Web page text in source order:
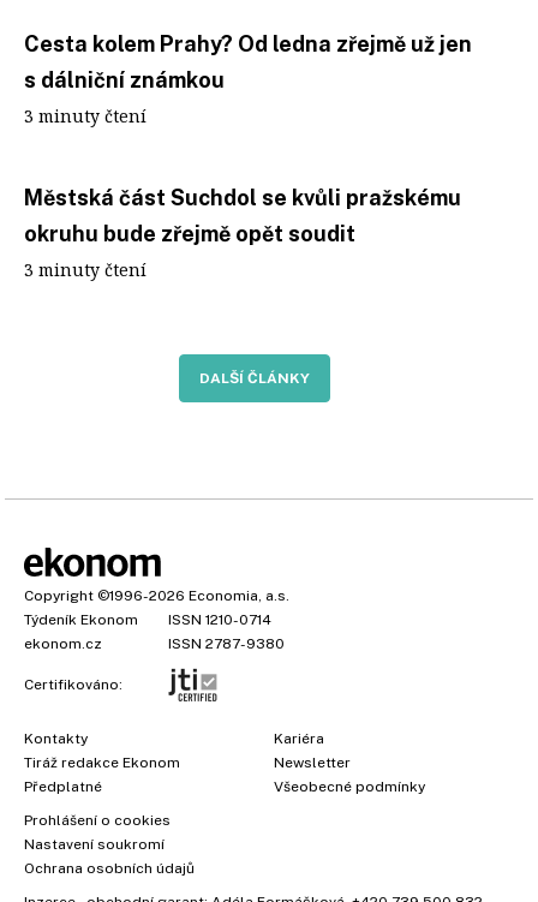
Cesta kolem Prahy? Od ledna zřejmě už jen
s dálniční známkou
3 minuty čtení
Městská část Suchdol se kvůli pražskému
okruhu bude zřejmě opět soudit
3 minuty čtení
DALŠÍ ČLÁNKY
Copyright ©1996-2026 Economia, a.s.
Týdeník Ekonom
ISSN 1210-0714
ekonom.cz
ISSN 2787-9380
Certifikováno:
Kontakty
Tiráž redakce Ekonom
Předplatné
Kariéra
Newsletter
Všeobecné podmínky
Prohlášení o cookies
Nastavení soukromí
Ochrana osobních údajů